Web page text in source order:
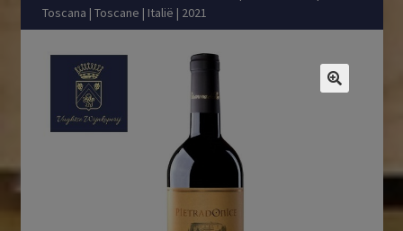
Toscana | Toscane | Italië | 2021